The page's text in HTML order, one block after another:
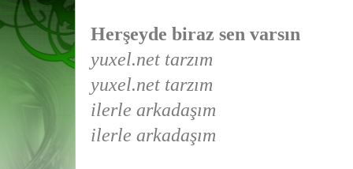
Herşeyde biraz sen varsın
yuxel.net tarzım
yuxel.net tarzım
ilerle arkadaşım
ilerle arkadaşım